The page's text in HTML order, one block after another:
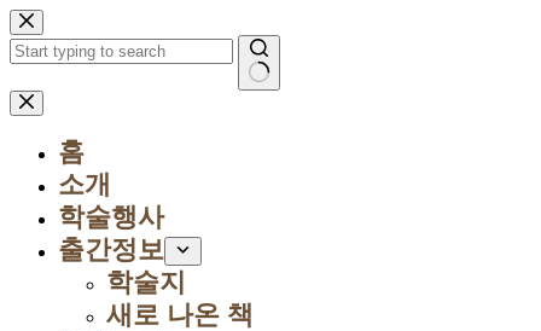
본
문
으
로
건
결
홈
소개
학술행사
출간정보
학술지
새로 나온 책